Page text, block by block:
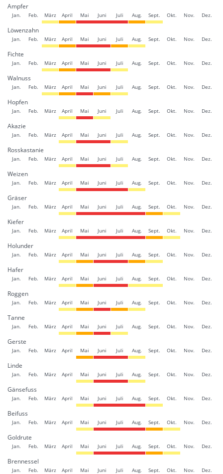
Ampfer
Jan. Feb. März April Mai Juni Juli Aug. Sept. Okt. Nov. Dez.
Löwenzahn
Jan. Feb. März April Mai Juni Juli Aug. Sept. Okt. Nov. Dez.
Fichte
Jan. Feb. März April Mai Juni Juli Aug. Sept. Okt. Nov. Dez.
Walnuss
Jan. Feb. März April Mai Juni Juli Aug. Sept. Okt. Nov. Dez.
Hopfen
Jan. Feb. März April Mai Juni Juli Aug. Sept. Okt. Nov. Dez.
Akazie
Jan. Feb. März April Mai Juni Juli Aug. Sept. Okt. Nov. Dez.
Rosskastanie
Jan. Feb. März April Mai Juni Juli Aug. Sept. Okt. Nov. Dez.
Weizen
Jan. Feb. März April Mai Juni Juli Aug. Sept. Okt. Nov. Dez.
Gräser
Jan. Feb. März April Mai Juni Juli Aug. Sept. Okt. Nov. Dez.
Kiefer
Jan. Feb. März April Mai Juni Juli Aug. Sept. Okt. Nov. Dez.
Holunder
Jan. Feb. März April Mai Juni Juli Aug. Sept. Okt. Nov. Dez.
Hafer
Jan. Feb. März April Mai Juni Juli Aug. Sept. Okt. Nov. Dez.
Roggen
Jan. Feb. März April Mai Juni Juli Aug. Sept. Okt. Nov. Dez.
Tanne
Jan. Feb. März April Mai Juni Juli Aug. Sept. Okt. Nov. Dez.
Gerste
Jan. Feb. März April Mai Juni Juli Aug. Sept. Okt. Nov. Dez.
Linde
Jan. Feb. März April Mai Juni Juli Aug. Sept. Okt. Nov. Dez.
Gänsefuss
Jan. Feb. März April Mai Juni Juli Aug. Sept. Okt. Nov. Dez.
Beifuss
Jan. Feb. März April Mai Juni Juli Aug. Sept. Okt. Nov. Dez.
Goldrute
Jan. Feb. März April Mai Juni Juli Aug. Sept. Okt. Nov. Dez.
Brennessel
Jan. Feb. März April Mai Juni Juli Aug. Sept. Okt. Nov. Dez.